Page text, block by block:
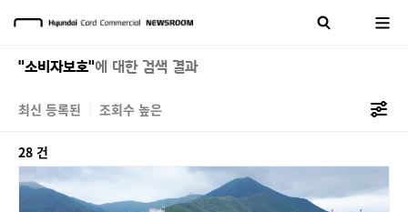
"소비자보호"에 대한 검색 결과
최신 등록된 조회수 높은
28 건